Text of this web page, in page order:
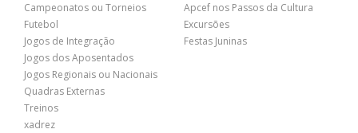
Campeonatos ou Torneios
Futebol
Jogos de Integração
Jogos dos Aposentados
Jogos Regionais ou Nacionais
Quadras Externas
Treinos
xadrez
Apcef nos Passos da Cultura
Excursões
Festas Juninas